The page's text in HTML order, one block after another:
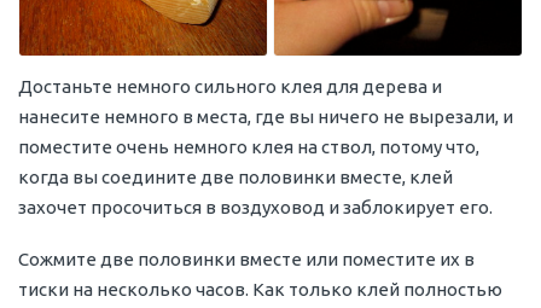
Достаньте немного сильного клея для дерева и
нанесите немного в места, где вы ничего не вырезали, и
поместите очень немного клея на ствол, потому что,
когда вы соедините две половинки вместе, клей
захочет просочиться в воздуховод и заблокирует его.
Сожмите две половинки вместе или поместите их в
тиски на несколько часов. Как только клей полностью